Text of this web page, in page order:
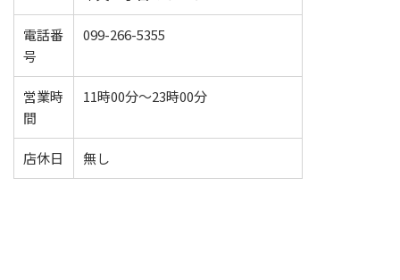
電話番
号
099-266-5355
営業時
間
11時00分～23時00分
店休日 無し